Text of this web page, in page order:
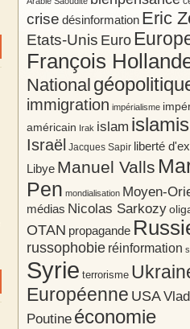
crise désinformation Eric
Etats-Unis Euro
François
National
immigration impérialisme
américain Irak islam
Israël Jacques Sapir liberté
Libye Manuel Valls
Pen mondialisation Moyen-
médias Nicolas Sarkozy
OTAN propagande
russophobie réinformation
Syrie terrorisme
Européenne USA
Poutine économie